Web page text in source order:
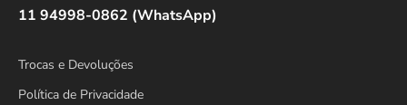
11 94998-0862 (WhatsApp)
Trocas e Devoluções
Política de Privacidade